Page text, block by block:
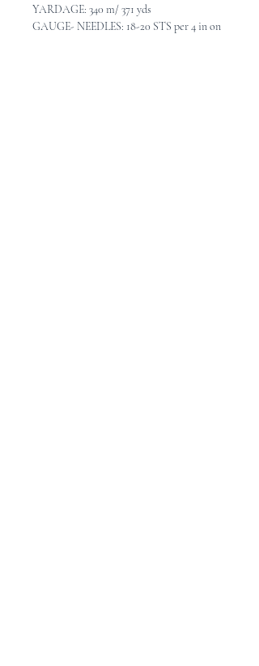
YARDAGE: 340 m/ 371 yds
GAUGE- NEEDLES: 18-20 STS per 4 in on